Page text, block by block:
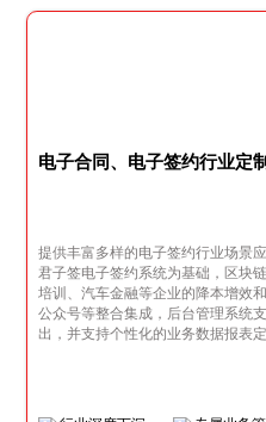
电子合同、电子签约行业定
提供丰富多样的电子签约行业场景
君子签电子签约系统为基础，区块
培训、汽车金融等企业的降本增效
公众号等整合集成，后台管理系统
出，并支持个性化的业务数据报表